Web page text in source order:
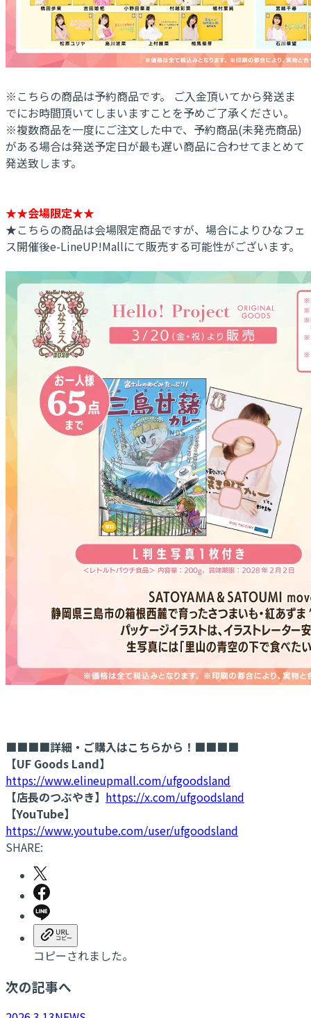
※こちらの商品は予約商品です。 ご入金頂いてから発送ま
でにお時間頂いてしまいますことを予めご了承ください。
※複数商品を一度にご注文した中で、予約商品(未発売商品)
がある場合は発送予定日が最も遅い商品に合わせてまとめて
発送致します。
★★会場限定★★
★こちらの商品は会場限定商品ですが、場合によりひなフェ
ス開催後e-LineUP!Mallにて販売する可能性がございます。
■■■■詳細・ご購入はこちらから！■■■■
【UF Goods Land】
https://www.elineupmall.com/ufgoodsland
【店長のつぶやき】 https://x.com/ufgoodsland
【YouTube】
https://www.youtube.com/user/ufgoodsland
SHARE:
コピーされました。
次の記事へ